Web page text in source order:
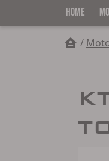
HOME
/